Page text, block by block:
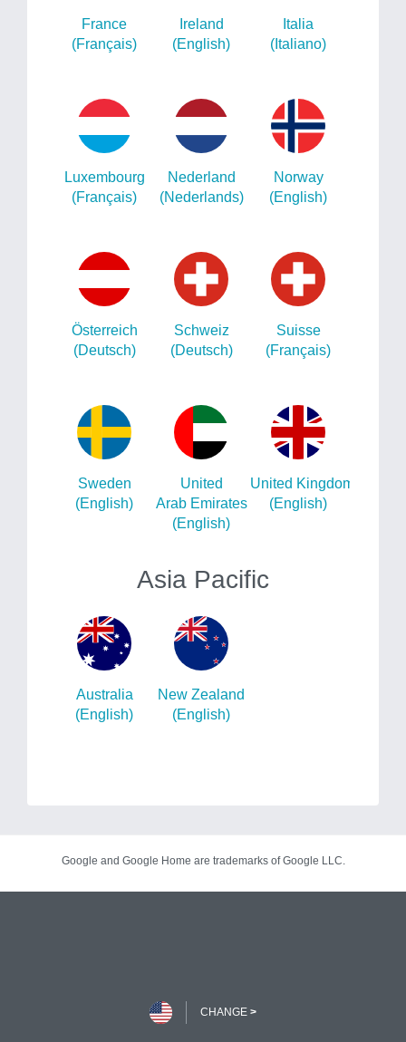
France
(Français)
Ireland
(English)
Italia
(Italiano)
Luxembourg
(Français)
Nederland
(Nederlands)
Norway
(English)
Österreich
(Deutsch)
Schweiz
(Deutsch)
Suisse
(Français)
Sweden
(English)
United
Arab Emirates
(English)
United Kingdom
(English)
Asia Pacific
Australia
(English)
New Zealand
(English)